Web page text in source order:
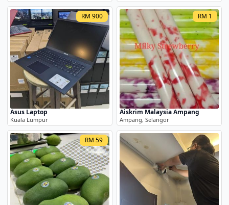
RM 900
Asus Laptop
Kuala Lumpur
RM 1
Aiskrim Malaysia Ampang
Ampang, Selangor
RM 59